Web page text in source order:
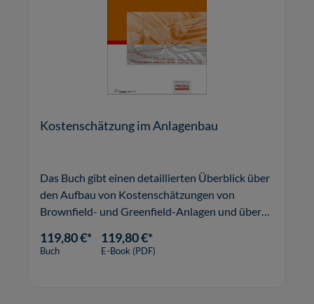
Kostenschätzung im Anlagenbau
Das Buch gibt einen detaillierten Überblick über
den Aufbau von Kostenschätzungen von
Brownfield- und Greenfield-Anlagen und über
erforderlichen Begleitdokumente.
119,80 €*
Buch
119,80 €*
E-Book (PDF)